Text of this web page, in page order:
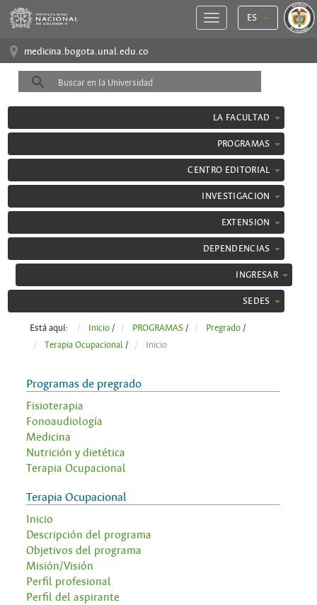
ES
medicina.bogota.unal.edu.co
LA FACULTAD
PROGRAMAS
CENTRO EDITORIAL
INVESTIGACION
EXTENSION
DEPENDENCIAS
INGRESAR
SEDES
Está aquí: Inicio / PROGRAMAS / Pregrado /
Terapia Ocupacional / Inicio
Programas de pregrado
Fisioterapia
Fonoaudiología
Medicina
Nutrición y dietética
Terapia Ocupacional
Terapia Ocupacional
Inicio
Descripción del programa
Objetivos del programa
Misión/Visión
Perfil profesional
Perfil del aspirante